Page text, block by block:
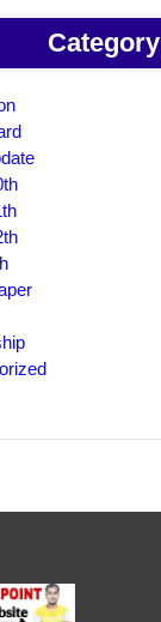
Category